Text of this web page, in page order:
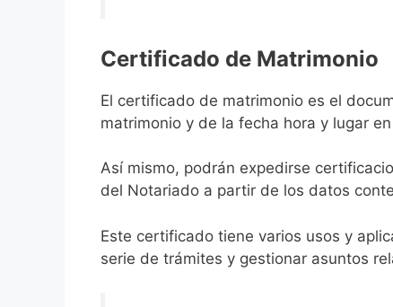
Certificado de Matrimonio
El certificado de matrimonio es el
matrimonio y de la fecha hora y lugar
Así mismo, podrán expedirse
del Notariado a partir de los datos
Este certificado tiene varios usos y
serie de trámites y gestionar asuntos